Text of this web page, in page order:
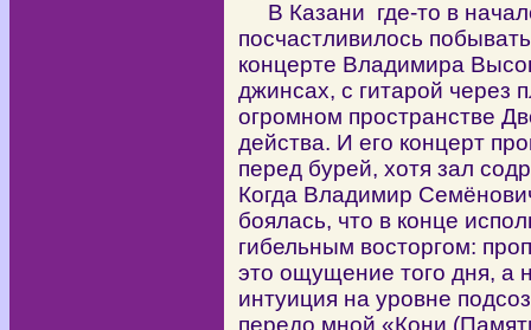
В Казани где-то в
посчастливилось
концерте Владимира
джинсах, с гитарой через
огромном пространстве
действа. И его концерт
перед бурей, хотя зал
Когда Владимир
боялась, что в конце
гибельным восторгом:
это ощущение того дня, а
интуиция на уровне
передо мной «Кони